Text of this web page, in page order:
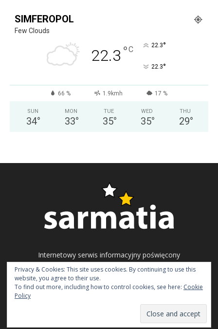
SIMFEROPOL
Few Clouds
22.3 °C 22.3°
22.3°
66 % 1.9kmh 17 %
SUN
34°
MON
33°
TUE
35°
WED
35°
THU
29°
Internetowy serwis informacyjny poświęcony
problematyce ukraińskiego społeczeństwa
obywatelskiego, polityki i gospodarki.
Privacy & Cookies: This site uses cookies. By continuing to use this
website, you agree to their use.
To find out more, including how to control cookies, see here: Cookie
Policy